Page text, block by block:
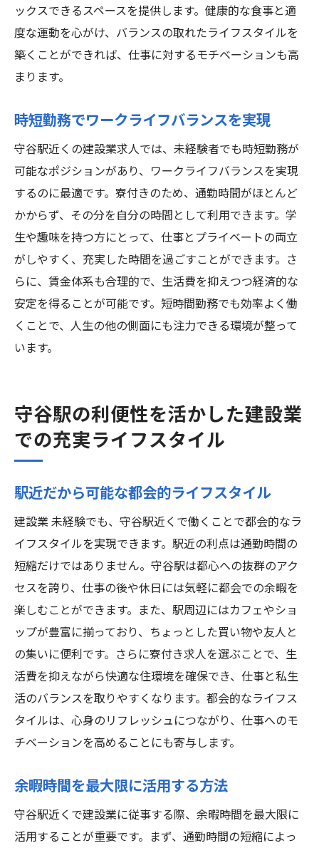
ックスできるスペースを提供します。健康的な食事と適
度な運動を心がけ、バランスの取れたライフスタイルを
築くことができれば、仕事に対するモチベーションも高
まります。
時短勤務でワークライフバランスを実現
守谷駅近くの建設業求人では、未経験者でも時短勤務が
可能なポジションがあり、ワークライフバランスを実現
するのに最適です。寮付きのため、通勤時間がほとんど
かからず、その分を自分の時間として利用できます。学
生や趣味を持つ方にとって、仕事とプライベートの両立
がしやすく、充実した時間を過ごすことができます。さ
らに、賃金体系も合理的で、生活費を抑えつつ経済的な
安定を得ることが可能です。短時間勤務でも効率よく働
くことで、人生の他の側面にも注力できる環境が整って
います。
守谷駅の利便性を活かした建設業
での充実ライフスタイル
駅近だから可能な都会的ライフスタイル
建設業 未経験でも、守谷駅近くで働くことで都会的なラ
イフスタイルを実現できます。駅近の利点は通勤時間の
短縮だけではありません。守谷駅は都心への抜群のアク
セスを誇り、仕事の後や休日には気軽に都会での余暇を
楽しむことができます。また、駅周辺にはカフェやショ
ップが豊富に揃っており、ちょっとした買い物や友人と
の集いに便利です。さらに寮付き求人を選ぶことで、生
活費を抑えながら快適な住環境を確保でき、仕事と私生
活のバランスを取りやすくなります。都会的なライフス
タイルは、心身のリフレッシュにつながり、仕事へのモ
チベーションを高めることにも寄与します。
余暇時間を最大限に活用する方法
守谷駅近くで建設業に従事する際、余暇時間を最大限に
活用することが重要です。まず、通勤時間の短縮によっ